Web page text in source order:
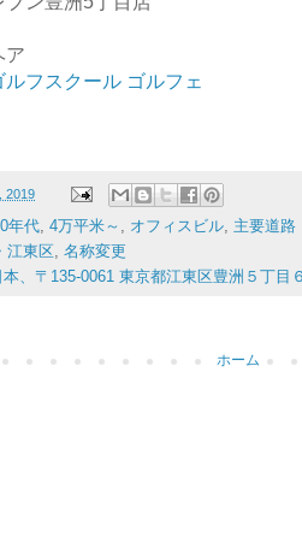
ア
フスクール ゴルフェ
2019
年代, 4万平米～ , オフィスビル, 主要道路
江東区, 名称変更
本、〒135-0061 東京都江東区豊洲５丁目
ホーム